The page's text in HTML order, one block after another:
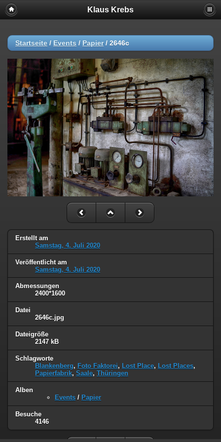
Klaus Krebs
Startseite / Events / Papier/ 2646c
Erstellt am
Samstag, 4. Juli 2020
Veröffentlicht am
Samstag, 4. Juli 2020
Abmessungen
2400*1600
Datei
2646c.jpg
Dateigröße
2147 kB
Schlagworte
Blankenberg, Foto Faktorei, Lost Place, Lost Places,
Papierfabrik, Saale, Thüringen
Alben
Events / Papier
Besuche
4146